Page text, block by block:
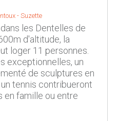
- Suzette
les Dentelles de
d'altitude, la
loger 11 personnes.
exceptionnelles, un
de sculptures en
tennis contribueront
en famille ou entre